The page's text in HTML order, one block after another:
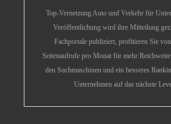
Top-Vernetzung Auto und Verkehr für
Veröffentlichung wird ihre Mitteilung
Fachportale publiziert, profitieren Sie
Seitenaufrufe pro Monat für mehr
den Suchmaschinen und ein besseres
Unternehmen auf das nächste